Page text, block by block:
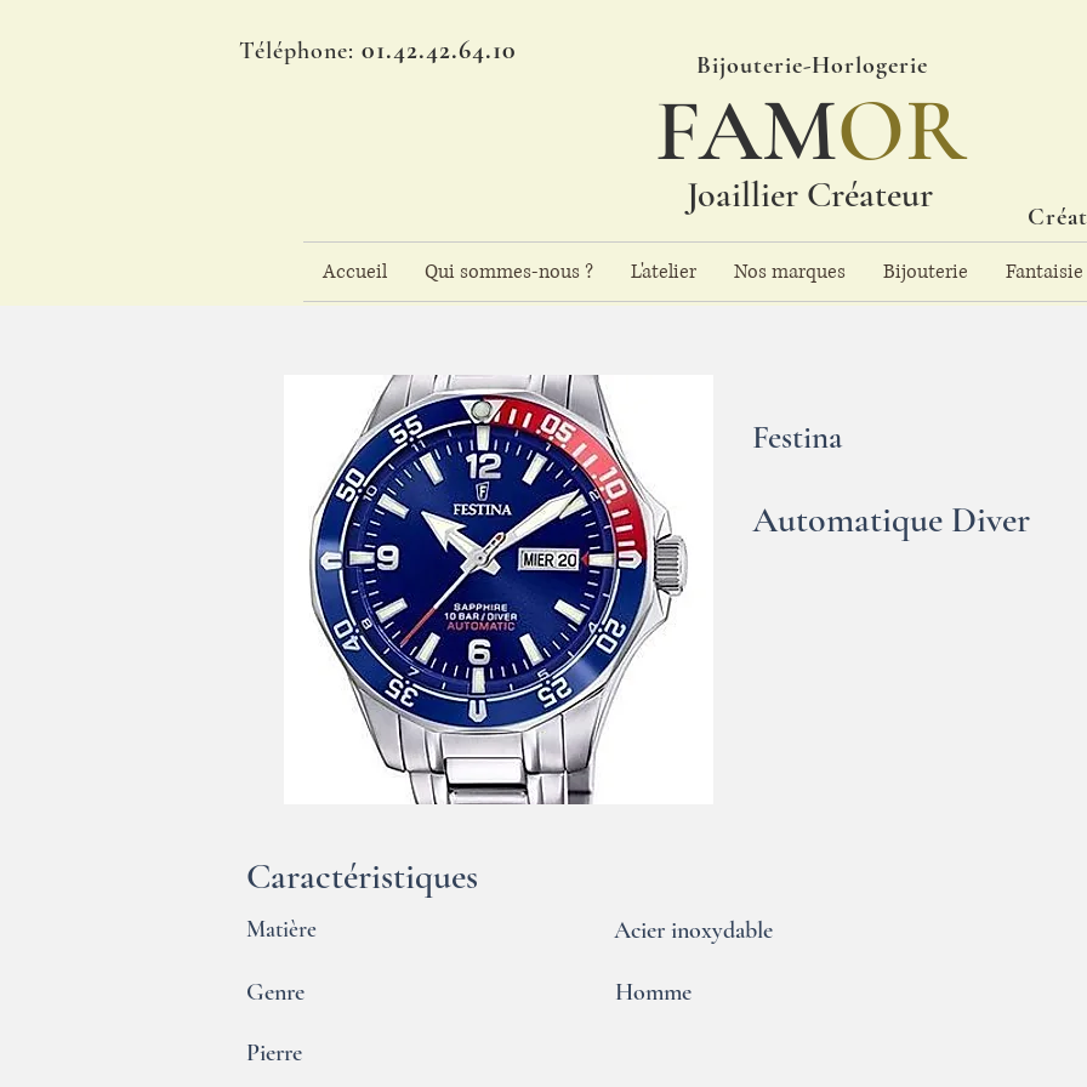
Téléphone: 01.42.42.64.10 Bijouterie-Horlogerie
FAMOR
Joaillier Créateur
Accueil Qui sommes-nous ? L'atelier Nos marques Bijouterie Fantaisie
Festina
Automatique Diver
Caractéristiques
Matière Acier inoxydable
Genre Homme
Pierre